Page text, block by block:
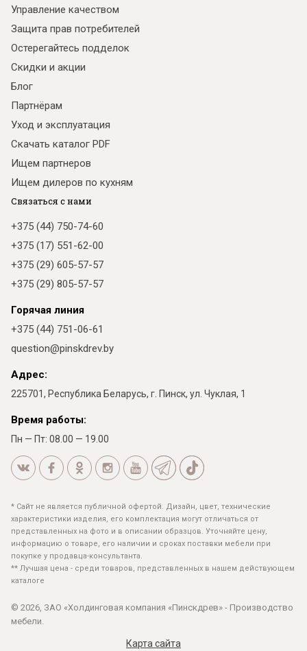
Управление качеством
Защита прав потребителей
Остерегайтесь подделок
Скидки и акции
Блог
Партнёрам
Уход и эксплуатация
Скачать каталог PDF
Ищем партнеров
Ищем дилеров по кухням
Связаться с нами
+375 (44) 750-74-60
+375 (17) 551-62-00
+375 (29) 605-57-57
+375 (29) 805-57-57
Горячая линия
+375 (44) 751-06-61
question@pinskdrev.by
Адрес:
225701, Республика Беларусь, г. Пинск, ул. Чуклая, 1
Время работы:
Пн — Пт: 08.00 — 19.00
* Сайт не является публичной офертой. Дизайн, цвет, технические
характеристики изделия, его комплектация могут отличаться от
представленных на фото и в описании образцов. Уточняйте цену,
информацию о товаре, его наличии и сроках поставки мебели при
покупке у продавца-консультанта.
** Лучшая цена - среди товаров, представленных в нашем действующем
каталоге
© 2026, ЗАО «Холдинговая компания «Пинскдрев» - Производство
мебели.
Карта сайта